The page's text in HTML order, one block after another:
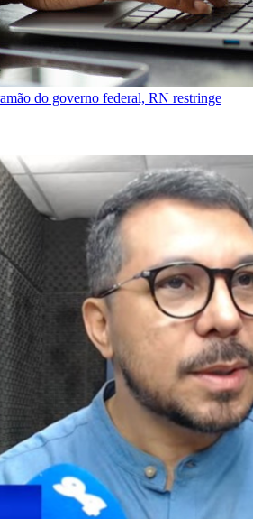
do governo federal, RN restringe